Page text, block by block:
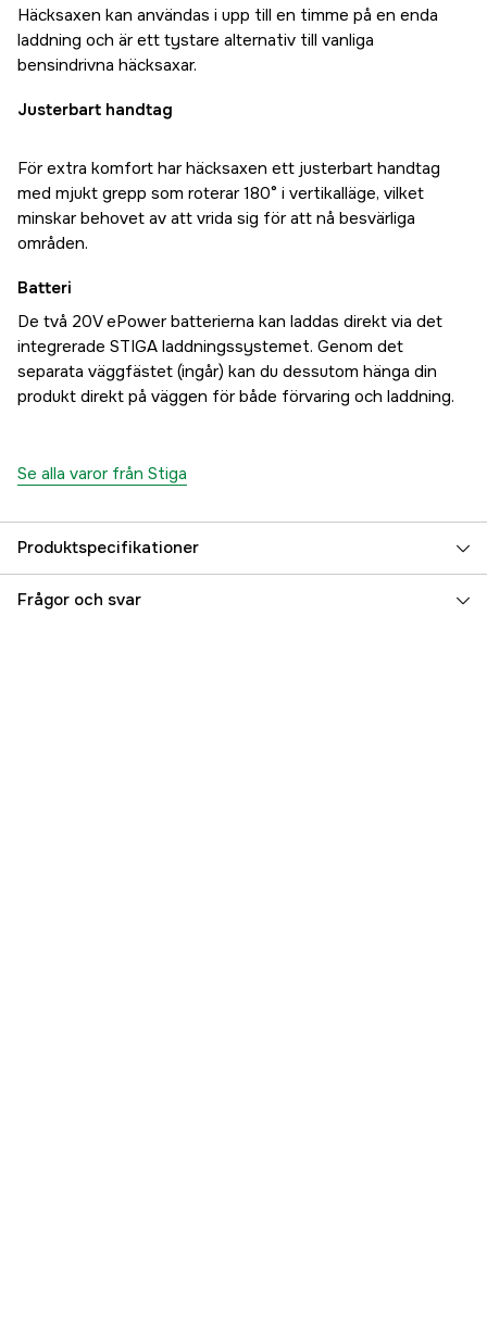
Häcksaxen kan användas i upp till en timme på en enda
laddning och är ett tystare alternativ till vanliga
bensindrivna häcksaxar.
Justerbart handtag
För extra komfort har häcksaxen ett justerbart handtag
med mjukt grepp som roterar 180° i vertikalläge, vilket
minskar behovet av att vrida sig för att nå besvärliga
områden.
Batteri
De två 20V ePower batterierna kan laddas direkt via det
integrerade STIGA laddningssystemet. Genom det
separata väggfästet (ingår) kan du dessutom hänga din
produkt direkt på väggen för både förvaring och laddning.
Se alla varor från Stiga
Produktspecifikationer
Batterisystem Stiga 20 V
Frågor och svar